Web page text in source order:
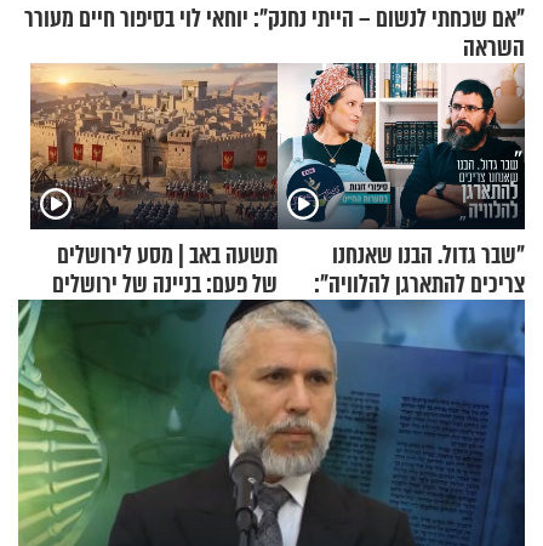
"אם שכחתי לנשום – הייתי נחנק": יוחאי לוי בסיפור חיים מעורר
השראה
"שבר גדול. הבנו שאנחנו
צריכים להתארגן להלוויה":
זוגיות במבחן, הפעם עם מרים
וגד דנינו
תשעה באב | מסע לירושלים
של פעם: בניינה של ירושלים